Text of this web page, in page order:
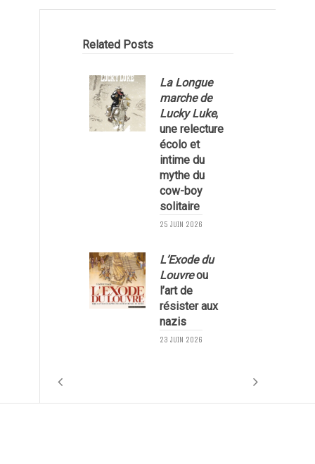
Related Posts
La Longue
marche de
Lucky Luke,
une relecture
écolo et
intime du
mythe du
cow-boy
solitaire
25 JUIN 2026
L’Exode du
Louvreou
l’art de
résister aux
nazis
23 JUIN 2026